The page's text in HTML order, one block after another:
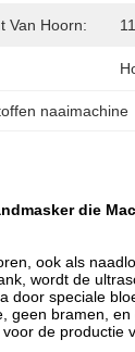
Van Hoorn:
naaimachine
die
ook als
wordt de
door speciale
geen bramen,
de productie